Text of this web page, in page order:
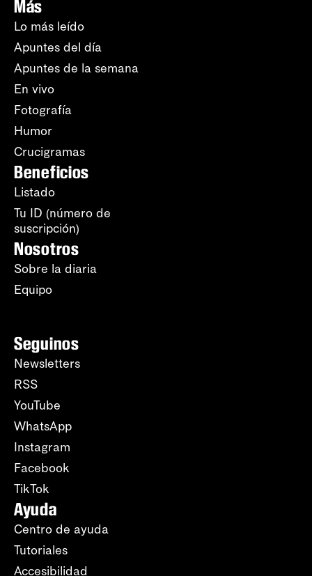
Más
Lo más leído
Apuntes del día
Apuntes de la semana
En vivo
Fotografía
Humor
Crucigramas
Beneficios
Listado
Tu ID (número de
suscripción)
Nosotros
Sobre la diaria
Equipo
Seguinos
Newsletters
RSS
YouTube
WhatsApp
Instagram
Facebook
TikTok
Ayuda
Centro de ayuda
Tutoriales
Accesibilidad